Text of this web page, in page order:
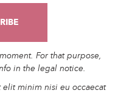
For that purpose,
in the legal notice.
minim nisi eu occaecat